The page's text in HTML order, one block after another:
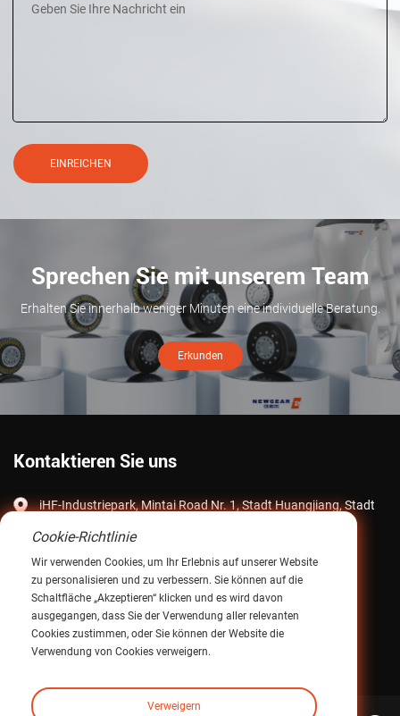
EINREICHEN
Sprechen Sie mit unserem Team
Erhalten Sie innerhalb weniger Minuten eine individuelle Beratung.
Erkunden
Kontaktieren Sie uns
iHF-Industriepark, Mintai Road Nr. 1, Stadt Huangjiang, Stadt
E-Mail:
intltrade@ihfcn.com
Telefon:+ 86 155 0755 7296 (Steve Pang)
+ 86 150 1293 8124 (Sunny Qian)
Fax: +86-0769-82868510
Cookie-Richtlinie
Wir verwenden Cookies, um Ihr Erlebnis auf unserer Website
zu personalisieren und zu verbessern. Sie können auf die
Schaltfläche „Akzeptieren“ klicken und es wird davon
ausgegangen, dass Sie der Verwendung aller relevanten
Cookies zustimmen, oder Sie können der Website die
Verwendung von Cookies verweigern.
Verweigern